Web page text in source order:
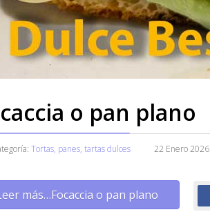
o pan plano
Tortas, panes, tartas dulces 22 Enero 2026
más…Focaccia o pan plano